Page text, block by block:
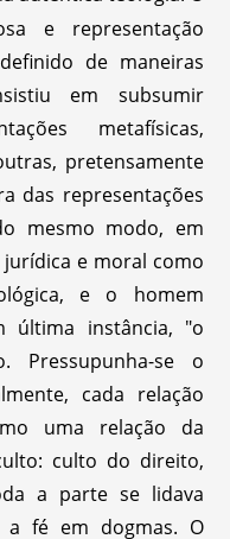
e representação
de maneiras
em subsumir
metafísicas,
pretensamente
das representações
mesmo modo, em
e moral como
e o homem
última instância, "o
Pressupunha-se o
cada relação
uma relação da
culto do direito,
a parte se lidava
a fé em dogmas. O